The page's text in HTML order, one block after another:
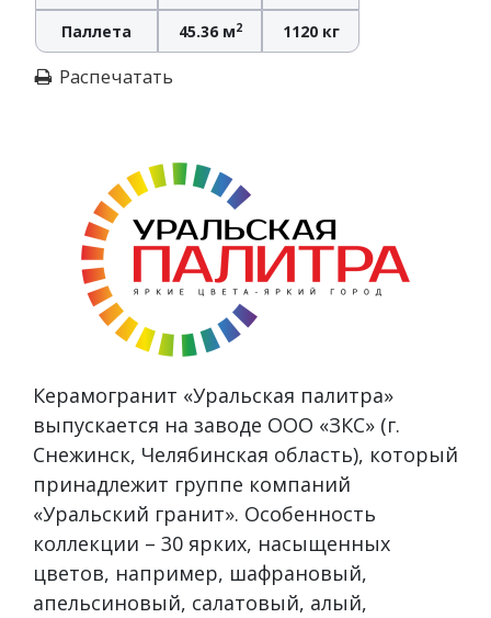
Паллета 45.36 м2 1120 кг
Распечатать
Керамогранит «Уральская палитра»
выпускается на заводе ООО «ЗКС» (г.
Снежинск, Челябинская область), который
принадлежит группе компаний
«Уральский гранит». Особенность
коллекции – 30 ярких, насыщенных
цветов, например, шафрановый,
апельсиновый, салатовый, алый,